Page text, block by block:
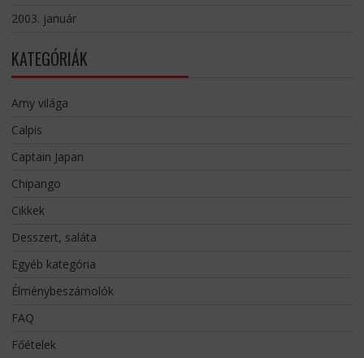
2003. január
KATEGÓRIÁK
Amy világa
Calpis
Captain Japan
Chipango
Cikkek
Desszert, saláta
Egyéb kategória
Élménybeszámolók
FAQ
Főételek